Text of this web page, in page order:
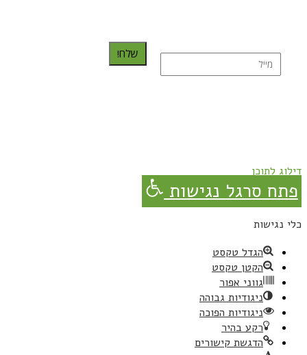
שלח!
דילוג לתוכן
פתח סרגל נגישות
כלי נגישות
הגדל טקסט
הקטן טקסט
גווני אפור
ניגודיות גבוהה
ניגודיות הפוכה
רקע בהיר
הדגשת קישורים